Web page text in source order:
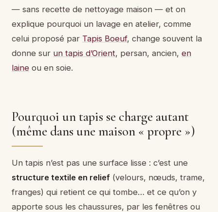
— sans recette de nettoyage maison — et on
explique pourquoi un lavage en atelier, comme
celui proposé par Tapis Boeuf, change souvent la
donne sur un tapis d’Orient, persan, ancien, en
laine ou en soie.
Pourquoi un tapis se charge autant
(même dans une maison « propre »)
Un tapis n’est pas une surface lisse : c’est une
structure textile en relief (velours, nœuds, trame,
franges) qui retient ce qui tombe… et ce qu’on y
apporte sous les chaussures, par les fenêtres ou